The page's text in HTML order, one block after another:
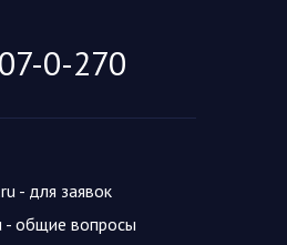
0-270
- для заявок
- общие вопросы